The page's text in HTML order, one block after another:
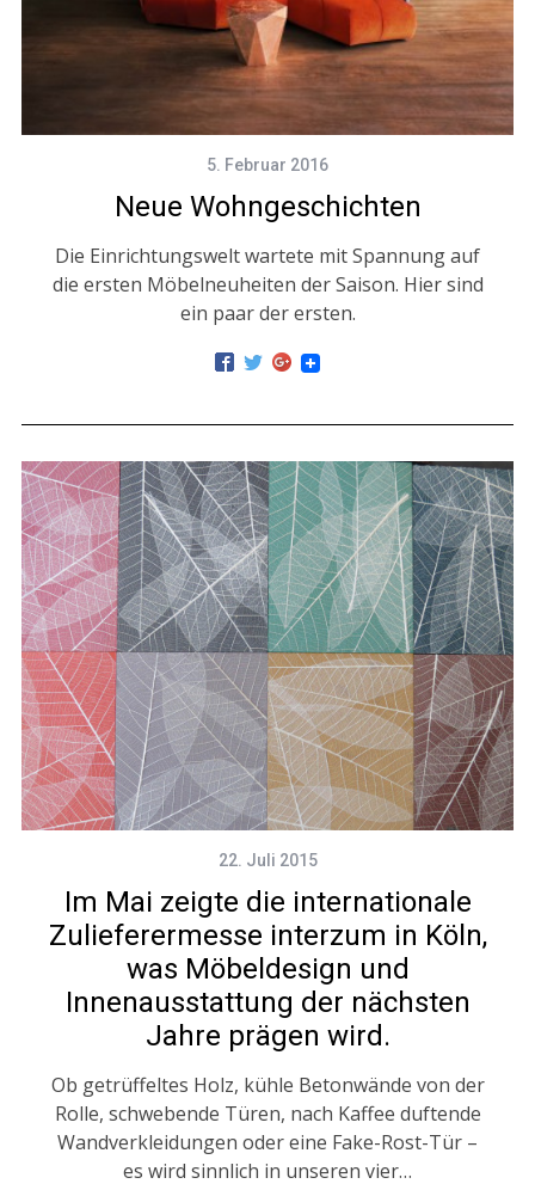
5. Februar 2016
Neue Wohngeschichten
Die Einrichtungswelt wartete mit Spannung auf
die ersten Möbelneuheiten der Saison. Hier sind
ein paar der ersten.
22. Juli 2015
Im Mai zeigte die internationale
Zulieferermesse interzum in Köln,
was Möbeldesign und
Innenausstattung der nächsten
Jahre prägen wird.
Ob getrüffeltes Holz, kühle Betonwände von der
Rolle, schwebende Türen, nach Kaffee duftende
Wandverkleidungen oder eine Fake-Rost-Tür –
es wird sinnlich in unseren vier…